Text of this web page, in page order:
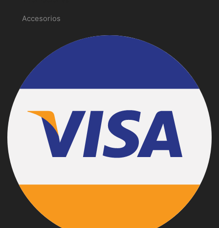
Accesorios